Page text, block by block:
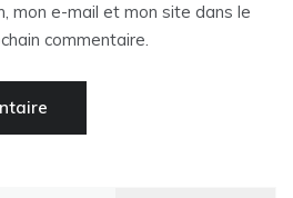
mon e-mail et mon site dans le
commentaire.